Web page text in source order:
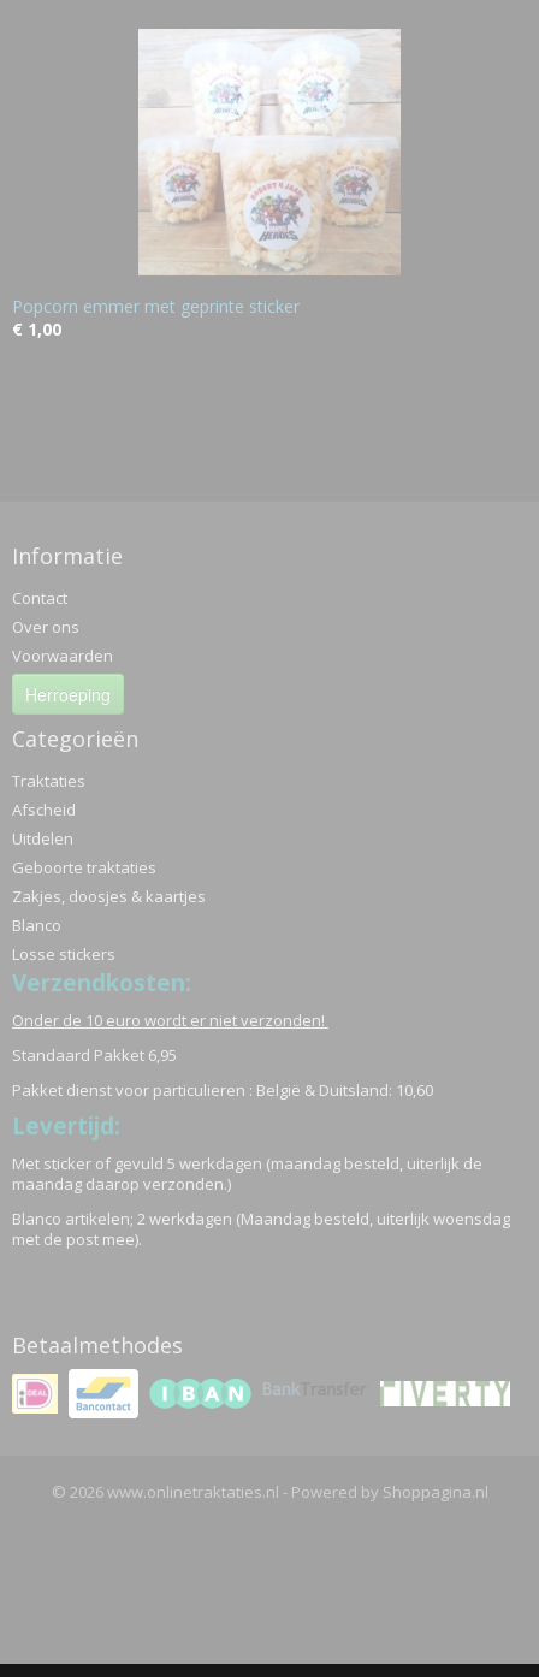
Popcorn emmer met geprinte sticker
€ 1,00
Informatie
Contact
Over ons
Voorwaarden
Herroeping
Categorieën
Traktaties
Afscheid
Uitdelen
Geboorte traktaties
Zakjes, doosjes & kaartjes
Blanco
Losse stickers
Verzendkosten:
Onder de 10 euro wordt er niet verzonden!
Standaard Pakket 6,95
Pakket dienst voor particulieren : België & Duitsland: 10,60
Levertijd:
Met sticker of gevuld 5 werkdagen (maandag besteld, uiterlijk de
maandag daarop verzonden.)
Blanco artikelen; 2 werkdagen (Maandag besteld, uiterlijk woensdag
met de post mee).
Betaalmethodes
© 2026 www.onlinetraktaties.nl - Powered by Shoppagina.nl